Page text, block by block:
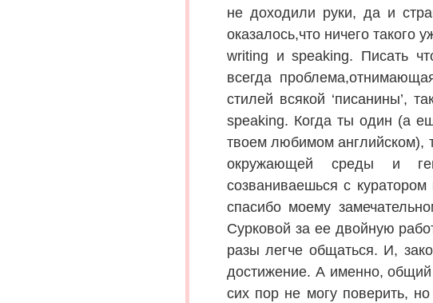
не доходили руки, да и
оказалось,что ничего
writing и speaking. Писать
всегда
стилей всякой ‘писанины’,
speaking. Когда ты один (а
твоем любимом английском),
окружающей среды и
созваниваешься с
спасибо моему
Сурковой за ее двойную
разы легче общаться. И,
достижение. А именно,
сих пор не могу поверить,